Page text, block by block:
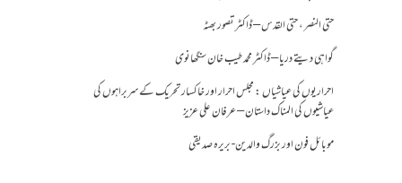
حتی النصر ، حتی القدس – ڈاکٹر تصور بھٹہ
گواہی دیتے دریا – ڈاکٹر محمد طیب خان سنگھانوی
احراریوں کی عیاشیاں : مجلس احرار اور خاکسار تحریک کے سربراہوں کی
عیاشیوں کی المناک داستان – عرفان علی عزیز
موبائل فون اور بزرگ والدین- بریرہ صدیقی